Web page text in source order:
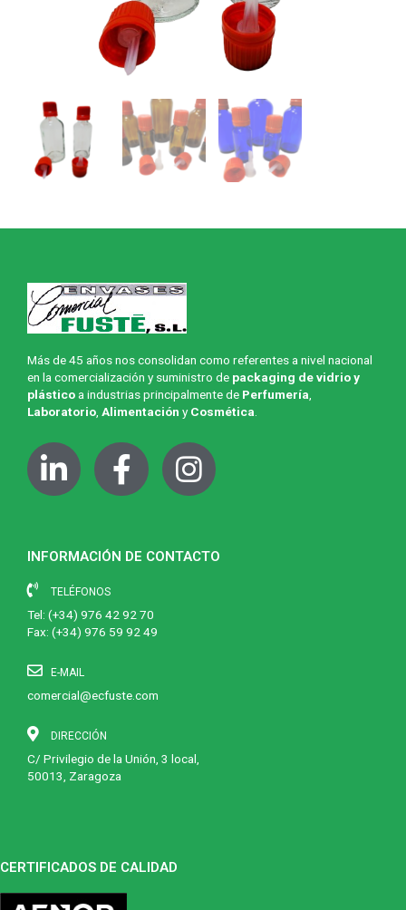
Más de 45 años nos consolidan como referentes a nivel nacional
en la comercialización y suministro de packaging de vidrio y
plásticoa industrias principalmente de Perfumería
Laboratorio Alimentación yCosmética
INFORMACIÓN DE CONTACTO
TELÉFONOS
Tel: (+34) 976 42 92 70
Fax: (+34) 976 59 92 49
E-MAIL
comercial@ecfuste.com
DIRECCIÓN
C/ Privilegio de la Unión, 3 local,
50013, Zaragoza
CERTIFICADOS DE CALIDAD